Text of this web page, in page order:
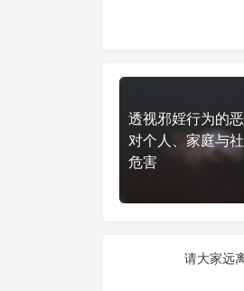
透视邪婬行为的
对个人、家庭与
危害
请大家远